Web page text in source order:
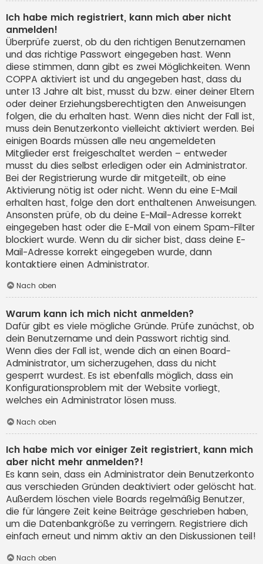
Ich habe mich registriert, kann mich aber nicht
anmelden!
Überprüfe zuerst, ob du den richtigen Benutzernamen
und das richtige Passwort eingegeben hast. Wenn
diese stimmen, dann gibt es zwei Möglichkeiten. Wenn
COPPA aktiviert ist und du angegeben hast, dass du
unter 13 Jahre alt bist, musst du bzw. einer deiner Eltern
oder deiner Erziehungsberechtigten den Anweisungen
folgen, die du erhalten hast. Wenn dies nicht der Fall ist,
muss dein Benutzerkonto vielleicht aktiviert werden. Bei
einigen Boards müssen alle neu angemeldeten
Mitglieder erst freigeschaltet werden – entweder
musst du dies selbst erledigen oder ein Administrator.
Bei der Registrierung wurde dir mitgeteilt, ob eine
Aktivierung nötig ist oder nicht. Wenn du eine E-Mail
erhalten hast, folge den dort enthaltenen Anweisungen.
Ansonsten prüfe, ob du deine E-Mail-Adresse korrekt
eingegeben hast oder die E-Mail von einem Spam-Filter
blockiert wurde. Wenn du dir sicher bist, dass deine E-
Mail-Adresse korrekt eingegeben wurde, dann
kontaktiere einen Administrator.
Nach oben
Warum kann ich mich nicht anmelden?
Dafür gibt es viele mögliche Gründe. Prüfe zunächst, ob
dein Benutzername und dein Passwort richtig sind.
Wenn dies der Fall ist, wende dich an einen Board-
Administrator, um sicherzugehen, dass du nicht
gesperrt wurdest. Es ist ebenfalls möglich, dass ein
Konfigurationsproblem mit der Website vorliegt,
welches ein Administrator lösen muss.
Nach oben
Ich habe mich vor einiger Zeit registriert, kann mich
aber nicht mehr anmelden?!
Es kann sein, dass ein Administrator dein Benutzerkonto
aus verschieden Gründen deaktiviert oder gelöscht hat.
Außerdem löschen viele Boards regelmäßig Benutzer,
die für längere Zeit keine Beiträge geschrieben haben,
um die Datenbankgröße zu verringern. Registriere dich
einfach erneut und nimm aktiv an den Diskussionen teil!
Nach oben